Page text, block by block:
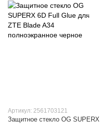
Артикул: 2561703121
Защитное стекло OG SUPERX